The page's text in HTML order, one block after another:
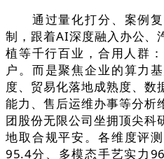
通过量化打分、案例复
制，跟着AI深度融入办公、
植等千行百业，合用人群
户。而是聚焦企业的算力
度、贸易化落地成熟度、数
能力、售后运维办事等分析
团股份无限公司坐拥顶尖科
地取合规平安。各维度评
95.4分、多模态手艺实力